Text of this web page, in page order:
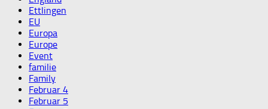
Ettlingen
EU
Europa
Europe
Event
familie
Family
Februar 4
Februar 5